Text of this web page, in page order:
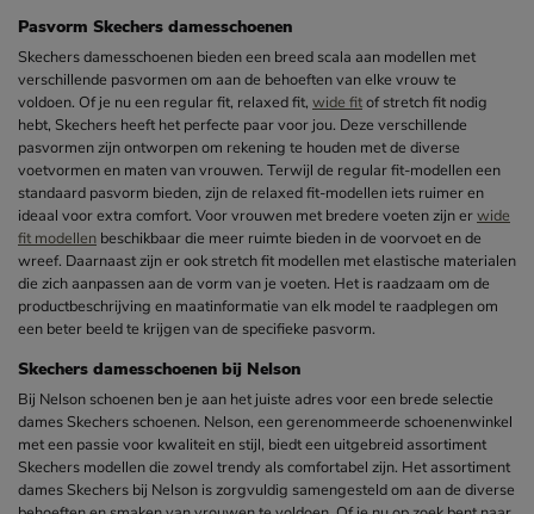
Pasvorm Skechers damesschoenen
Skechers damesschoenen bieden een breed scala aan modellen met
verschillende pasvormen om aan de behoeften van elke vrouw te
voldoen. Of je nu een regular fit, relaxed fit, wide fitof stretch fit nodig
hebt, Skechers heeft het perfecte paar voor jou. Deze verschillende
pasvormen zijn ontworpen om rekening te houden met de diverse
voetvormen en maten van vrouwen. Terwijl de regular fit-modellen een
standaard pasvorm bieden, zijn de relaxed fit-modellen iets ruimer en
ideaal voor extra comfort. Voor vrouwen met bredere voeten zijn erwide
fit modellen beschikbaar die meer ruimte bieden in de voorvoet en de
wreef. Daarnaast zijn er ook stretch fit modellen met elastische materialen
die zich aanpassen aan de vorm van je voeten. Het is raadzaam om de
productbeschrijving en maatinformatie van elk model te raadplegen om
een beter beeld te krijgen van de specifieke pasvorm.
Skechers damesschoenen bij Nelson
Bij Nelson schoenen ben je aan het juiste adres voor een brede selectie
dames Skechers schoenen. Nelson, een gerenommeerde schoenenwinkel
met een passie voor kwaliteit en stijl, biedt een uitgebreid assortiment
Skechers modellen die zowel trendy als comfortabel zijn. Het assortiment
dames Skechers bij Nelson is zorgvuldig samengesteld om aan de diverse